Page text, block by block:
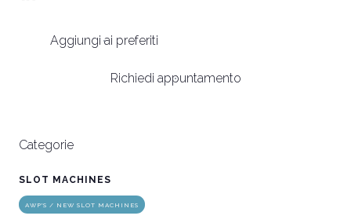
Aggiungi ai preferiti
Richiedi appuntamento
Categorie
SLOT MACHINES
AWP'S / NEW SLOT MACHINES